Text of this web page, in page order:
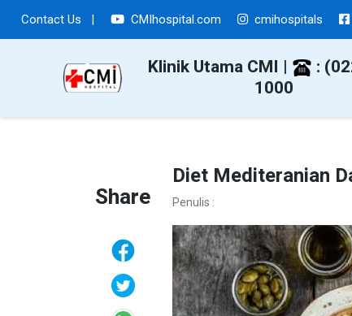
Contact Us | CMIhospital.com cmihospitals
Klinik Utama CMI |
:
1000
Share
Diet Mediteranian
Penulis :